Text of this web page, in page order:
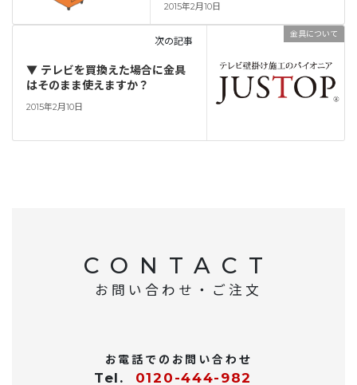
2015年2月10日
金具について
次の記事
▼ テレビを買換えた場合に金具
はそのまま使えますか？
2015年2月10日
CONTACT
お問い合わせ・ご注文
お電話でのお問い合わせ
Tel. 0120-444-982